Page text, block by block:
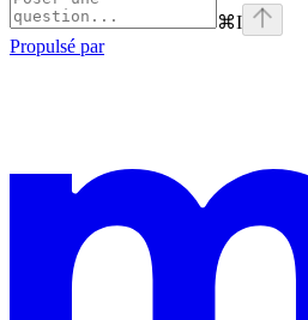
⌘I
Propulsé par